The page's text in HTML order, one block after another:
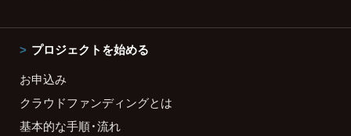
プロジェクトを始める
お申込み
クラウドファンディングとは
基本的な手順・流れ